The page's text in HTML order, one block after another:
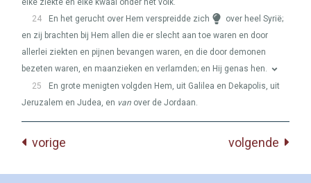
elke ziekte en elke kwaal onder het volk.
24
En het gerucht over Hem verspreidde zich
over heel Syrië;
en zij brachten bij Hem allen die er slecht aan toe waren en door
allerlei ziekten en pijnen bevangen waren, en die door demonen
bezeten waren, en maanzieken en verlamden; en Hij genas hen.
25
En grote menigten volgden Hem, uit Galilea en Dekapolis, uit
Jeruzalem en Judea, en van over de Jordaan.
vorige volgende